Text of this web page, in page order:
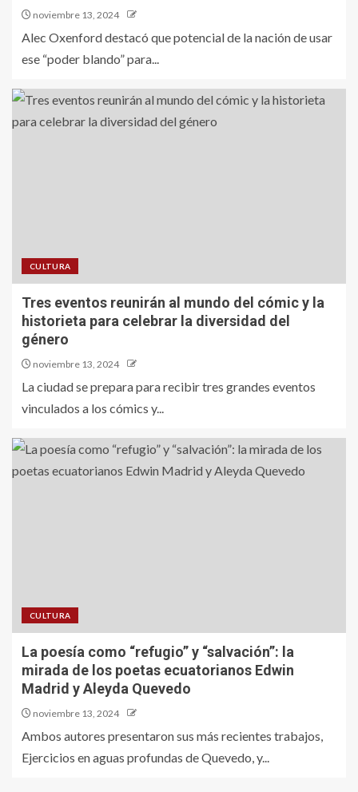
noviembre 13, 2024
Alec Oxenford destacó que potencial de la nación de usar
ese “poder blando” para...
CULTURA
Tres eventos reunirán al mundo del cómic y la
historieta para celebrar la diversidad del
género
noviembre 13, 2024
La ciudad se prepara para recibir tres grandes eventos
vinculados a los cómics y...
CULTURA
La poesía como “refugio” y “salvación”: la
mirada de los poetas ecuatorianos Edwin
Madrid y Aleyda Quevedo
noviembre 13, 2024
Ambos autores presentaron sus más recientes trabajos,
Ejercicios en aguas profundas de Quevedo, y...